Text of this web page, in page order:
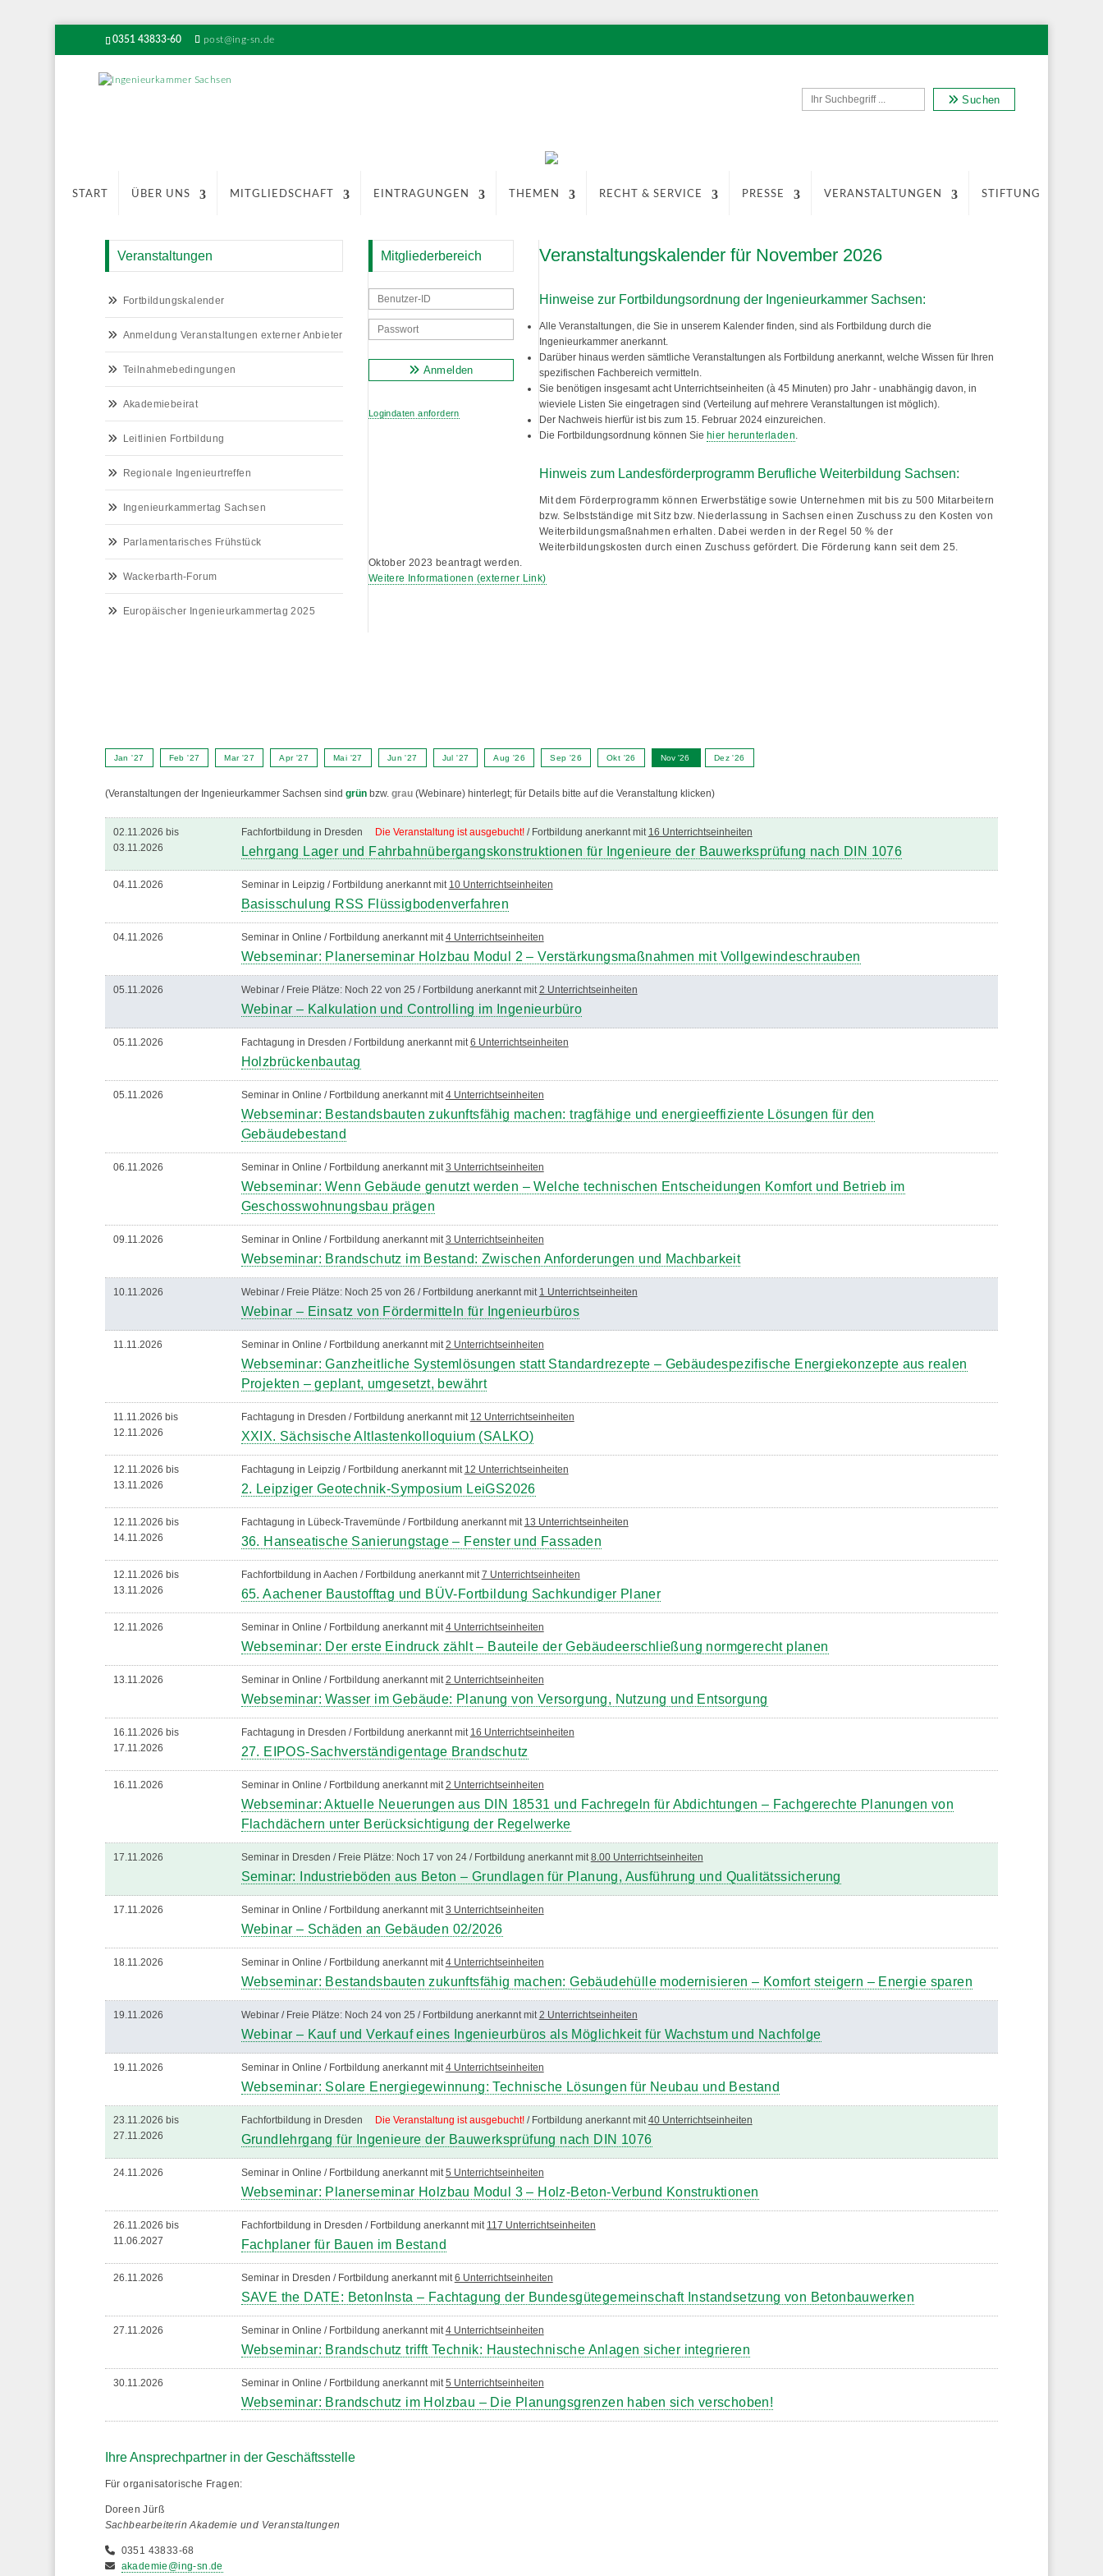
0351 43833-60 post@ing-sn.de
Suchen
START ÜBER UNS MITGLIEDSCHAFT EINTRAGUNGEN THEMEN RECHT & SERVICE PRESSE VERANSTALTUNGEN STIFTUNG
Veranstaltungen
Fortbildungskalender
Anmeldung Veranstaltungen externer Anbieter
Teilnahmebedingungen
Akademiebeirat
Leitlinien Fortbildung
Regionale Ingenieurtreffen
Ingenieurkammertag Sachsen
Parlamentarisches Frühstück
Wackerbarth-Forum
Europäischer Ingenieurkammertag 2025
Mitgliederbereich
Anmelden
Logindaten anfordern
Veranstaltungskalender für November 2026
Hinweise zur Fortbildungsordnung der Ingenieurkammer Sachsen:
Alle Veranstaltungen, die Sie in unserem Kalender finden, sind als Fortbildung durch die
Ingenieurkammer anerkannt.
Darüber hinaus werden sämtliche Veranstaltungen als Fortbildung anerkannt, welche Wissen für Ihren
spezifischen Fachbereich vermitteln.
Sie benötigen insgesamtacht Unterrichtseinheiten (à 45 Minuten) pro Jahr - unabhängig davon, in
wieviele Listen Sie eingetragen sind (Verteilung auf mehrere Veranstaltungen ist möglich).
Der Nachweis hierfür ist bis zum 15. Februar 2024einzureichen.
Die Fortbildungsordnung können Sie hier herunterladen.
Hinweis zum Landesförderprogramm Berufliche Weiterbildung Sachsen:
Mit dem Förderprogramm können Erwerbstätige sowie Unternehmen mit bis zu 500 Mitarbeitern
bzw. Selbstständige mit Sitz bzw. Niederlassung in Sachsen einen Zuschuss zu den Kosten von
Weiterbildungsmaßnahmen erhalten. Dabei werden in der Regel 50 % der
Weiterbildungskosten durch einen Zuschuss gefördert. Die Förderung kann seit dem 25.
Oktober 2023 beantragt werden.
Weitere Informationen (externer Link)
Jan '27 Feb '27 Mar '27 Apr '27 Mai '27 Jun '27 Jul '27 Aug '26 Sep '26 Okt '26 Nov '26 Dez '26
(Veranstaltungen der Ingenieurkammer Sachsen sind grünbzw. grau(Webinare) hinterlegt; für Details bitte auf die Veranstaltung klicken)
02.11.2026 bis
03.11.2026
Fachfortbildung in Dresden Die Veranstaltung ist ausgebucht!/ Fortbildung anerkannt mit 16 Unterrichtseinheiten
Lehrgang Lager und Fahrbahnübergangskonstruktionen für Ingenieure der Bauwerksprüfung nach DIN 1076
04.11.2026 Seminar in Leipzig / Fortbildung anerkannt mit 10 Unterrichtseinheiten
Basisschulung RSS Flüssigbodenverfahren
04.11.2026 Seminar in Online / Fortbildung anerkannt mit4 Unterrichtseinheiten
Webseminar: Planerseminar Holzbau Modul 2 – Verstärkungsmaßnahmen mit Vollgewindeschrauben
05.11.2026 Webinar / Freie Plätze: Noch 22 von 25 / Fortbildung anerkannt mit2 Unterrichtseinheiten
Webinar – Kalkulation und Controlling im Ingenieurbüro
05.11.2026 Fachtagung in Dresden / Fortbildung anerkannt mit6 Unterrichtseinheiten
Holzbrückenbautag
05.11.2026 Seminar in Online / Fortbildung anerkannt mit4 Unterrichtseinheiten
Webseminar: Bestandsbauten zukunftsfähig machen: tragfähige und energieeffiziente Lösungen für den
Gebäudebestand
06.11.2026 Seminar in Online / Fortbildung anerkannt mit3 Unterrichtseinheiten
Webseminar: Wenn Gebäude genutzt werden – Welche technischen Entscheidungen Komfort und Betrieb im
Geschosswohnungsbau prägen
09.11.2026 Seminar in Online / Fortbildung anerkannt mit3 Unterrichtseinheiten
Webseminar: Brandschutz im Bestand: Zwischen Anforderungen und Machbarkeit
10.11.2026 Webinar / Freie Plätze: Noch 25 von 26 / Fortbildung anerkannt mit 1 Unterrichtseinheiten
Webinar – Einsatz von Fördermitteln für Ingenieurbüros
11.11.2026 Seminar in Online / Fortbildung anerkannt mit2 Unterrichtseinheiten
Webseminar: Ganzheitliche Systemlösungen statt Standardrezepte – Gebäudespezifische Energiekonzepte aus realen
Projekten – geplant, umgesetzt, bewährt
11.11.2026 bis
12.11.2026
Fachtagung in Dresden / Fortbildung anerkannt mit 12 Unterrichtseinheiten
XXIX. Sächsische Altlastenkolloquium (SALKO)
12.11.2026 bis
13.11.2026
Fachtagung in Leipzig / Fortbildung anerkannt mit 12 Unterrichtseinheiten
2. Leipziger Geotechnik-Symposium LeiGS2026
12.11.2026 bis
14.11.2026
Fachtagung in Lübeck-Travemünde / Fortbildung anerkannt mit 13 Unterrichtseinheiten
36. Hanseatische Sanierungstage – Fenster und Fassaden
12.11.2026 bis
13.11.2026
Fachfortbildung in Aachen / Fortbildung anerkannt mit7 Unterrichtseinheiten
65. Aachener Baustofftag und BÜV-Fortbildung Sachkundiger Planer
12.11.2026 Seminar in Online / Fortbildung anerkannt mit4 Unterrichtseinheiten
Webseminar: Der erste Eindruck zählt – Bauteile der Gebäudeerschließung normgerecht planen
13.11.2026 Seminar in Online / Fortbildung anerkannt mit2 Unterrichtseinheiten
Webseminar: Wasser im Gebäude: Planung von Versorgung, Nutzung und Entsorgung
16.11.2026 bis
17.11.2026
Fachtagung in Dresden / Fortbildung anerkannt mit 16 Unterrichtseinheiten
27. EIPOS-Sachverständigentage Brandschutz
16.11.2026 Seminar in Online / Fortbildung anerkannt mit2 Unterrichtseinheiten
Webseminar: Aktuelle Neuerungen aus DIN 18531 und Fachregeln für Abdichtungen – Fachgerechte Planungen von
Flachdächern unter Berücksichtigung der Regelwerke
17.11.2026 Seminar in Dresden / Freie Plätze: Noch 17 von 24 / Fortbildung anerkannt mit8.00 Unterrichtseinheiten
Seminar: Industrieböden aus Beton – Grundlagen für Planung, Ausführung und Qualitätssicherung
17.11.2026 Seminar in Online / Fortbildung anerkannt mit3 Unterrichtseinheiten
Webinar – Schäden an Gebäuden 02/2026
18.11.2026 Seminar in Online / Fortbildung anerkannt mit4 Unterrichtseinheiten
Webseminar: Bestandsbauten zukunftsfähig machen: Gebäudehülle modernisieren – Komfort steigern – Energie sparen
19.11.2026 Webinar / Freie Plätze: Noch 24 von 25 / Fortbildung anerkannt mit2 Unterrichtseinheiten
Webinar – Kauf und Verkauf eines Ingenieurbüros als Möglichkeit für Wachstum und Nachfolge
19.11.2026 Seminar in Online / Fortbildung anerkannt mit4 Unterrichtseinheiten
Webseminar: Solare Energiegewinnung: Technische Lösungen für Neubau und Bestand
23.11.2026 bis
27.11.2026
Fachfortbildung in Dresden Die Veranstaltung ist ausgebucht!/ Fortbildung anerkannt mit40 Unterrichtseinheiten
Grundlehrgang für Ingenieure der Bauwerksprüfung nach DIN 1076
24.11.2026 Seminar in Online / Fortbildung anerkannt mit5 Unterrichtseinheiten
Webseminar: Planerseminar Holzbau Modul 3 – Holz-Beton-Verbund Konstruktionen
26.11.2026 bis
11.06.2027
Fachfortbildung in Dresden / Fortbildung anerkannt mit 117 Unterrichtseinheiten
Fachplaner für Bauen im Bestand
26.11.2026 Seminar in Dresden / Fortbildung anerkannt mit6 Unterrichtseinheiten
SAVE the DATE: BetonInsta – Fachtagung der Bundesgütegemeinschaft Instandsetzung von Betonbauwerken
27.11.2026 Seminar in Online / Fortbildung anerkannt mit4 Unterrichtseinheiten
Webseminar: Brandschutz trifft Technik: Haustechnische Anlagen sicher integrieren
30.11.2026 Seminar in Online / Fortbildung anerkannt mit5 Unterrichtseinheiten
Webseminar: Brandschutz im Holzbau – Die Planungsgrenzen haben sich verschoben!
Ihre Ansprechpartner in der Geschäftsstelle
Für organisatorische Fragen:
Doreen Jürß
Sachbearbeiterin Akademie und Veranstaltungen
0351 43833-68
akademie@ing-sn.de